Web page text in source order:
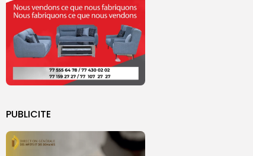
PUBLICITE